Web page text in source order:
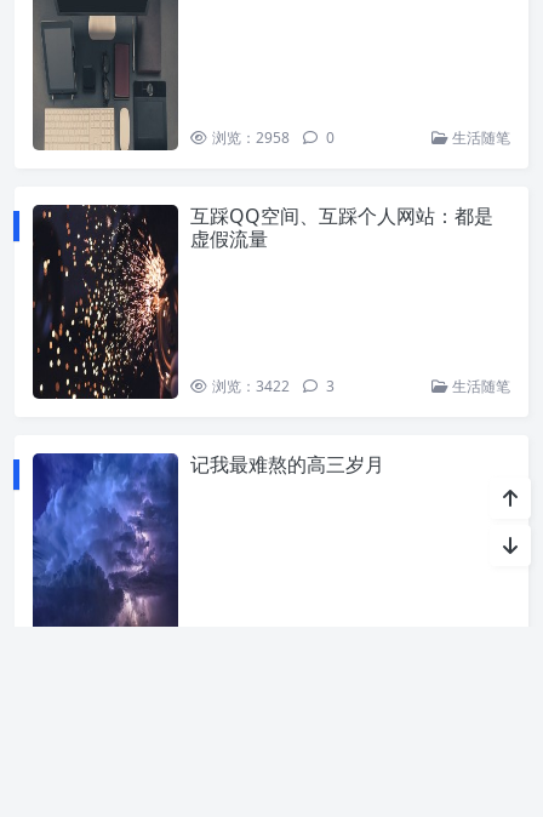
浏览：2958 0 生活随笔
互踩QQ空间、互踩个人网站：都是
虚假流量
浏览：3422 3 生活随笔
记我最难熬的高三岁月